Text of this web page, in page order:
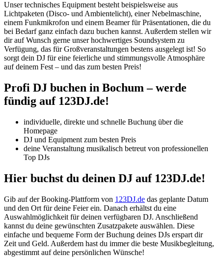
Unser technisches Equipment besteht beispielsweise aus
Lichtpaketen (Disco- und Ambientelicht), einer Nebelmaschine,
einem Funkmikrofon und einem Beamer für Präsentationen, die du
bei Bedarf ganz einfach dazu buchen kannst. Außerdem stellen wir
dir auf Wunsch gerne unser hochwertiges Soundsystem zu
Verfügung, das für Großveranstaltungen bestens ausgelegt ist! So
sorgt dein DJ für eine feierliche und stimmungsvolle Atmosphäre
auf deinem Fest – und das zum besten Preis!
Profi DJ buchen in Bochum– werde
fündig auf 123DJ.de!
individuelle, direkte und schnelle Buchung über die
Homepage
DJ und Equipment zum besten Preis
deine Veranstaltung musikalisch betreut von professionellen
Top DJs
Hier buchst du deinen DJ auf 123DJ.de!
Gib auf der Booking-Plattform von 123DJ.de das geplante Datum
und den Ort für deine Feier ein. Danach erhältst du eine
Auswahlmöglichkeit für deinen verfügbaren DJ. Anschließend
kannst du deine gewünschten Zusatzpakete auswählen. Diese
einfache und bequeme Form der Buchung deines DJs erspart dir
Zeit und Geld. Außerdem hast du immer die beste Musikbegleitung,
abgestimmt auf deine persönlichen Wünsche!